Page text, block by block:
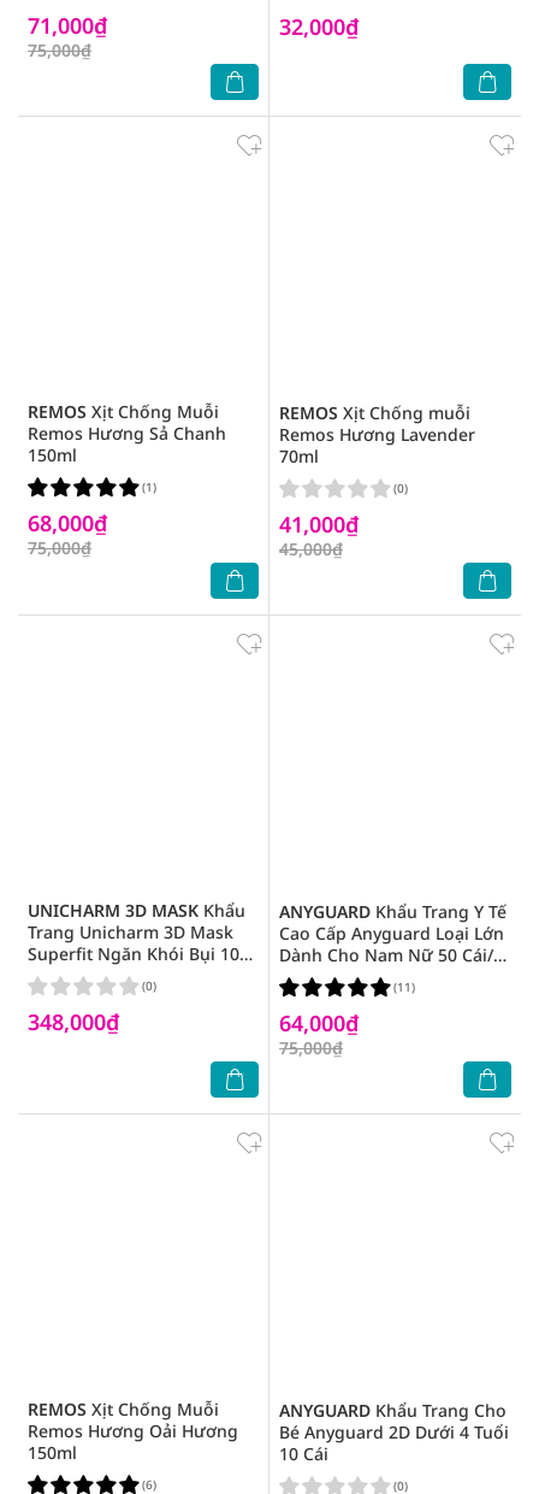
71,000₫
75,000₫
32,000₫
REMOS Xịt Chống Muỗi
Remos Hương Sả Chanh
150ml
68,000₫
75,000₫
(1)
REMOS Xịt Chống muỗi
Remos Hương Lavender
70ml
41,000₫
45,000₫
(0)
UNICHARM 3D MASK Khẩu
Trang Unicharm 3D Mask
Superfit Ngăn Khói Bụi 100
Miếng/Hộp
348,000₫
(0)
ANYGUARD Khẩu Trang Y Tế
Cao Cấp Anyguard Loại Lớn
Dành Cho Nam Nữ 50 Cái/
Hộp
64,000₫
75,000₫
(11)
REMOS Xịt Chống Muỗi
Remos Hương Oải Hương
150ml
(6)
ANYGUARD Khẩu Trang Cho
Bé Anyguard 2D Dưới 4 Tuổi
10 Cái
(0)